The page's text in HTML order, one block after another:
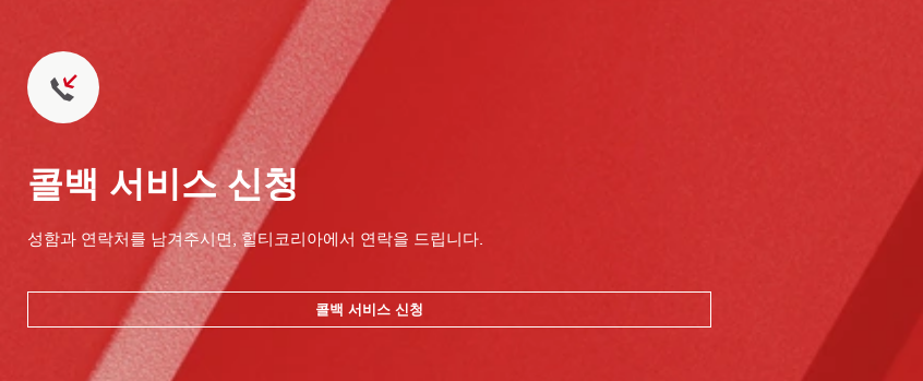
콜백 서비스 신청
성함과 연락처를 남겨주시면, 힐티코리아에서 연락을 드립니다.
콜백 서비스 신청